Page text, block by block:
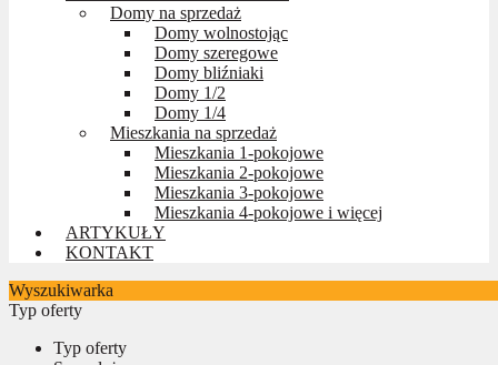
Domy na sprzedaż
Domy wolnostojąc
Domy szeregowe
Domy bliźniaki
Domy 1/2
Domy 1/4
Mieszkania na sprzedaż
Mieszkania 1-pokojowe
Mieszkania 2-pokojowe
Mieszkania 3-pokojowe
Mieszkania 4-pokojowe i więcej
ARTYKUŁY
KONTAKT
Wyszukiwarka
Typ oferty
Typ oferty